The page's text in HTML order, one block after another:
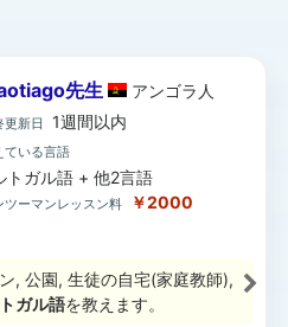
先生 アンゴラ 人
更新日 1週間以内
ている言語
トガル語 + 他2言語
ツーマンレッスン料 ￥2000
, 公園, 生徒の自宅(家庭教師),
ガル語を教えます。